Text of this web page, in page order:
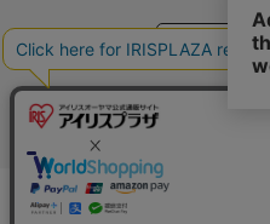
コーポレ
Copyright © 2001